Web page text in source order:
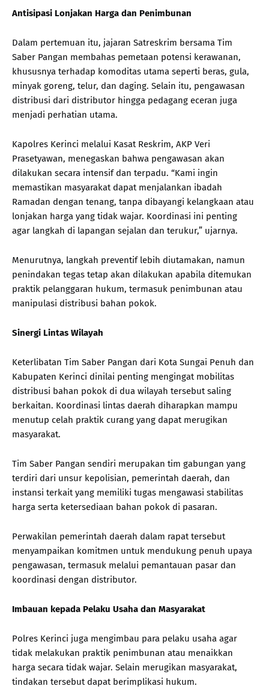
Antisipasi Lonjakan Harga dan Penimbunan
Dalam pertemuan itu, jajaran Satreskrim bersama Tim
Saber Pangan membahas pemetaan potensi kerawanan,
khususnya terhadap komoditas utama seperti beras, gula,
minyak goreng, telur, dan daging. Selain itu, pengawasan
distribusi dari distributor hingga pedagang eceran juga
menjadi perhatian utama.
Kapolres Kerinci melalui Kasat Reskrim, AKP Veri
Prasetyawan, menegaskan bahwa pengawasan akan
dilakukan secara intensif dan terpadu. “Kami ingin
memastikan masyarakat dapat menjalankan ibadah
Ramadan dengan tenang, tanpa dibayangi kelangkaan atau
lonjakan harga yang tidak wajar. Koordinasi ini penting
agar langkah di lapangan sejalan dan terukur,” ujarnya.
Menurutnya, langkah preventif lebih diutamakan, namun
penindakan tegas tetap akan dilakukan apabila ditemukan
praktik pelanggaran hukum, termasuk penimbunan atau
manipulasi distribusi bahan pokok.
Sinergi Lintas Wilayah
Keterlibatan Tim Saber Pangan dari Kota Sungai Penuh dan
Kabupaten Kerinci dinilai penting mengingat mobilitas
distribusi bahan pokok di dua wilayah tersebut saling
berkaitan. Koordinasi lintas daerah diharapkan mampu
menutup celah praktik curang yang dapat merugikan
masyarakat.
Tim Saber Pangan sendiri merupakan tim gabungan yang
terdiri dari unsur kepolisian, pemerintah daerah, dan
instansi terkait yang memiliki tugas mengawasi stabilitas
harga serta ketersediaan bahan pokok di pasaran.
Perwakilan pemerintah daerah dalam rapat tersebut
menyampaikan komitmen untuk mendukung penuh upaya
pengawasan, termasuk melalui pemantauan pasar dan
koordinasi dengan distributor.
Imbauan kepada Pelaku Usaha dan Masyarakat
Polres Kerinci juga mengimbau para pelaku usaha agar
tidak melakukan praktik penimbunan atau menaikkan
harga secara tidak wajar. Selain merugikan masyarakat,
tindakan tersebut dapat berimplikasi hukum.